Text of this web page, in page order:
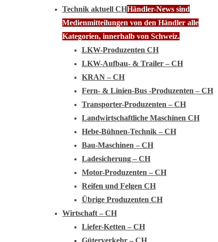
Technik aktuell CHHändler-News sind
Medienmitteilungen von den Händler alle
Kategorien, innerhalb von Schweiz.
LKW-Produzenten CH
LKW-Aufbau- & Trailer – CH
KRAN – CH
Fern- & Linien-Bus -Produzenten – CH
Transporter-Produzenten – CH
Landwirtschaftliche Maschinen CH
Hebe-Bühnen-Technik – CH
Bau-Maschinen – CH
Ladesicherung – CH
Motor-Produzenten – CH
Reifen und Felgen CH
Übrige Produzenten CH
Wirtschaft – CH
Liefer-Ketten – CH
Güterverkehr – CH